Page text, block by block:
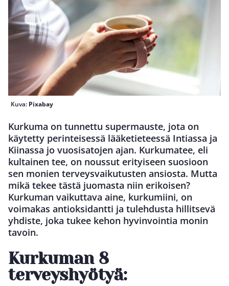
Kuva: Pixabay
Kurkuma on tunnettu supermauste, jota on
käytetty perinteisessä lääketieteessä Intiassa ja
Kiinassa jo vuosisatojen ajan. Kurkumatee, eli
kultainen tee, on noussut erityiseen suosioon
sen monien terveysvaikutusten ansiosta. Mutta
mikä tekee tästä juomasta niin erikoisen?
Kurkuman vaikuttava aine, kurkumiini, on
voimakas antioksidantti ja tulehdusta hillitsevä
yhdiste, joka tukee kehon hyvinvointia monin
tavoin.
Kurkuman 8
terveyshyötyä: